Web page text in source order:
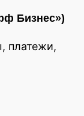
Бизнес»)
платежи,